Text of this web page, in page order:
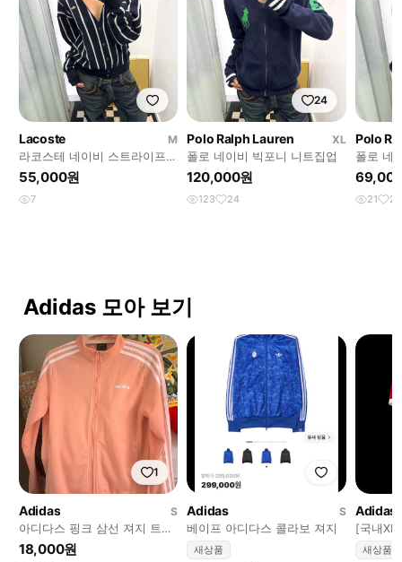
Lacoste
M
라코스테 네이비 스트라이프
가디건
55,000원
7
24
Polo Ralph Lauren
XL
폴로 네이비 빅포니 니트집업
120,000원
123 24
Polo
폴로 네
디건
21 2
Adidas 모아 보기
1
Adidas
S
아디다스 핑크 삼선 져지 트레
이닝복 상의
18,000원
Adidas
S
베이프 아디다스 콜라보 져지
새상품
Adidas
[국내
홈 올리
새상품